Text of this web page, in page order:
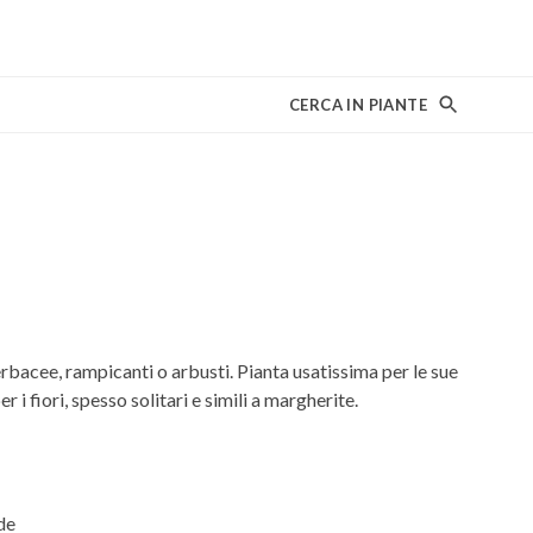
CERCA IN PIANTE
rampicanti o arbusti. Pianta usatissima per le sue
i fiori, spesso solitari e simili a margherite.